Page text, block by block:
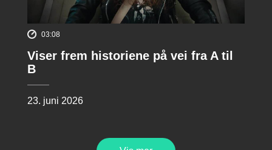
03:08
Viser frem historiene på vei fra A til
B
23. juni 2026